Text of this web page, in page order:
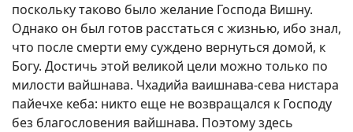
поскольку таково было желание Господа Вишну.
Однако он был готов расстаться с жизнью, ибо знал,
что после смерти ему суждено вернуться домой, к
Богу. Достичь этой великой цели можно только по
милости вайшнава. Чхадийа ваишнава-сева нистара
пайечхе кеба: никто еще не возвращался к Господу
без благословения вайшнава. Поэтому здесь